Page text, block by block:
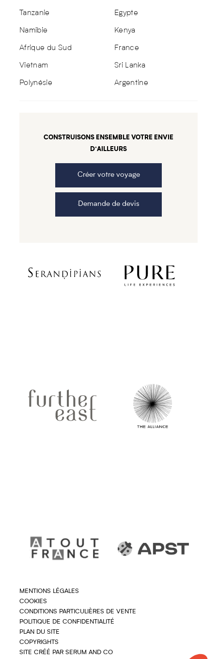
Tanzanie Egypte
Namibie Kenya
Afrique du Sud France
Vietnam Sri Lanka
Polynésie Argentine
CONSTRUISONS ENSEMBLE VOTRE ENVIE
D’AILLEURS
Créer votre voyage
Demande de devis
MENTIONS LÉGALES
COOKIES
CONDITIONS PARTICULIÈRES DE VENTE
POLITIQUE DE CONFIDENTIALITÉ
PLAN DU SITE
COPYRIGHTS
SITE CRÉÉ PAR SERUM AND CO